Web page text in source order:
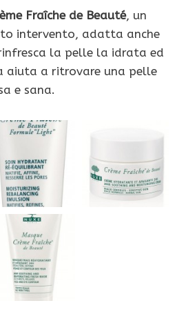
Fraîche de Beauté, un
intervento, adatta anche
la pelle la idrata ed
aiuta a ritrovare una pelle
e sana.